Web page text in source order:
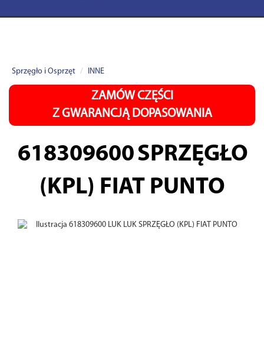
Sprzęgło i Osprzęt INNE
ZAMÓW CZĘŚCI
Z GWARANCJĄ DOPASOWANIA
618309600SPRZĘGŁO
(KPL) FIAT PUNTO